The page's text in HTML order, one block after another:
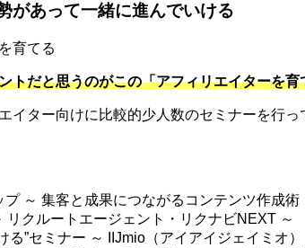
があって一緒に進んでいける
トだと思うのがこの「アフィリエイターを
イター向けに比較的少人数のセミナーを行
～ 集客と成果につながるコンテンツ作成術
リクルートエージェント・リクナビNEXT ～
る”セミナー ～ IIJmio（アイアイジェイミオ）